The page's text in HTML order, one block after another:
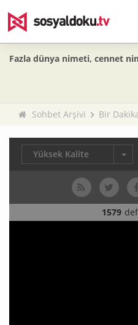
Fazla dünya nimeti, cennet
Sohbet Arşivi Bir
Yüksek Kalite
1579